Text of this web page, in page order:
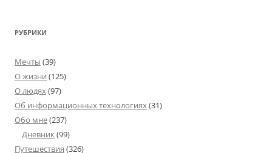
РУБРИКИ
Мечты (39)
О жизни (125)
О людях(97)
Об информационных технологиях(31)
Обо мне(237)
Дневник(99)
Путешествия (326)